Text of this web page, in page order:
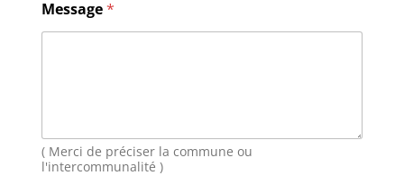
a
i
Message*
( Merci de préciser la commune ou
l'intercommunalité )